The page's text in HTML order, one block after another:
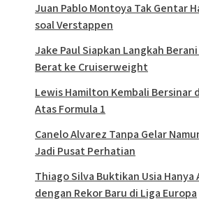
Juan Pablo Montoya Tak Gentar
soal Verstappen
Jake Paul Siapkan Langkah
Berat ke Cruiserweight
Lewis Hamilton Kembali Bersinar
Atas Formula 1
Canelo Alvarez Tanpa Gelar
Jadi Pusat Perhatian
Thiago Silva Buktikan Usia Hanya
dengan Rekor Baru di Liga Europa